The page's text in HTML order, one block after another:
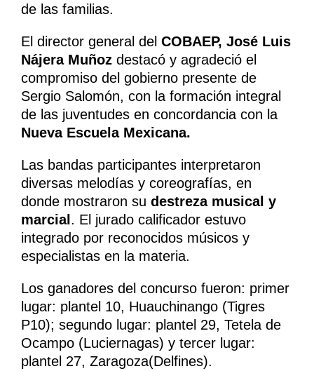
de las familias.
El director general del COBAEP, José Luis
Nájera Muñoz destacó y agradeció el
compromiso del gobierno presente de
Sergio Salomón, con la formación integral
de las juventudes en concordancia con la
Nueva Escuela Mexicana.
Las bandas participantes interpretaron
diversas melodías y coreografías, en
donde mostraron su destreza musical y
marcial . El jurado calificador estuvo
integrado por reconocidos músicos y
especialistas en la materia.
Los ganadores del concurso fueron: primer
lugar: plantel 10, Huauchinango (Tigres
P10); segundo lugar: plantel 29, Tetela de
Ocampo (Luciernagas) y tercer lugar:
plantel 27, Zaragoza(Delfines).